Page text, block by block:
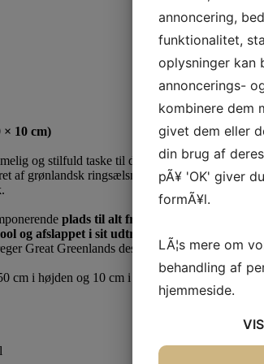
× 10 cm)
og stilfuld taske til dig, der har brug for
af grønlandsk ringsælsmotiv. Det er ikke ægte
plads til alt fra dagligvarer og
og afslappet i sit udtryk.
Great Greenlands design og kvalitet.
cm i højden og 10 cm i dybden og er udstyret
annoncering,
funktionalitet,
oplysninger kan
annoncerings-
kombinere dem
givet dem eller
din brug af
pÃ¥ 'OK' giver
formÃ¥l.
LÃ¦s mere om
behandling af
hjemmeside.
VIS